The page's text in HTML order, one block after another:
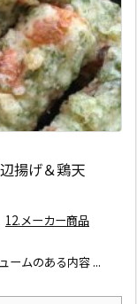
揚げ＆鶏天
12.メーカー商品
ームのある内容 ...